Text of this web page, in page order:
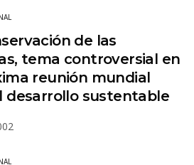
de las
tema controversial en
reunión mundial
desarrollo sustentable